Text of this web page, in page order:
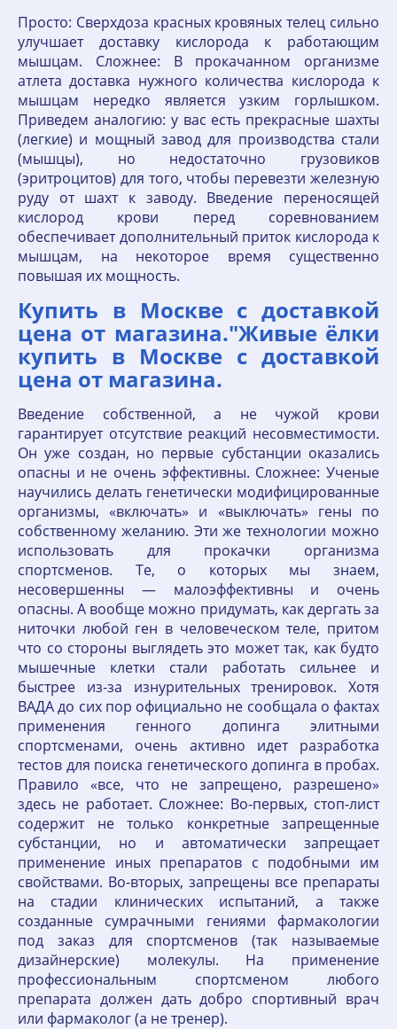
Просто: Сверхдоза красных кровяных телец сильно
улучшает доставку кислорода к работающим
мышцам. Сложнее: В прокачанном организме
атлета доставка нужного количества кислорода к
мышцам нередко является узким горлышком.
Приведем аналогию: у вас есть прекрасные шахты
(легкие) и мощный завод для производства стали
(мышцы), но недостаточно грузовиков
(эритроцитов) для того, чтобы перевезти железную
руду от шахт к заводу. Введение переносящей
кислород крови перед соревнованием
обеспечивает дополнительный приток кислорода к
мышцам, на некоторое время существенно
повышая их мощность.
Купить в Москве с доставкой
цена от магазина."Живые ёлки
купить в Москве с доставкой
цена от магазина.
Введение собственной, а не чужой крови
гарантирует отсутствие реакций несовместимости.
Он уже создан, но первые субстанции оказались
опасны и не очень эффективны. Сложнее: Ученые
научились делать генетически модифицированные
организмы, «включать» и «выключать» гены по
собственному желанию. Эти же технологии можно
использовать для прокачки организма
спортсменов. Те, о которых мы знаем,
несовершенны — малоэффективны и очень
опасны. А вообще можно придумать, как дергать за
ниточки любой ген в человеческом теле, притом
что со стороны выглядеть это может так, как будто
мышечные клетки стали работать сильнее и
быстрее из-за изнурительных тренировок. Хотя
ВАДА до сих пор официально не сообщала о фактах
применения генного допинга элитными
спортсменами, очень активно идет разработка
тестов для поиска генетического допинга в пробах.
Правило «все, что не запрещено, разрешено»
здесь не работает. Сложнее: Во-первых, стоп-лист
содержит не только конкретные запрещенные
субстанции, но и автоматически запрещает
применение иных препаратов с подобными им
свойствами. Во-вторых, запрещены все препараты
на стадии клинических испытаний, а также
созданные сумрачными гениями фармакологии
под заказ для спортсменов (так называемые
дизайнерские) молекулы. На применение
профессиональным спортсменом любого
препарата должен дать добро спортивный врач
или фармаколог (а не тренер).